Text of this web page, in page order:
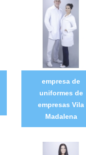
empresa de
uniformes de
empresas Vila
Madalena